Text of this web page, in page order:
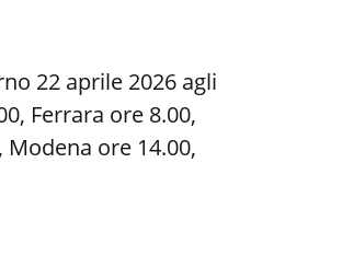
22 aprile 2026 agli
Ferrara ore 8.00,
Modena ore 14.00,